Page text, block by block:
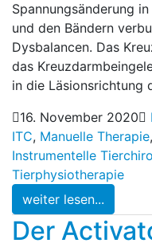
Spannungsänderung
und den Bändern
Dysbalancen. Das
das
in die Läsionsrichtung
16. November 2020
ITC, Manuelle Therapie,
Instrumentelle
Tierphysiotherapie
weiter lesen...
Der